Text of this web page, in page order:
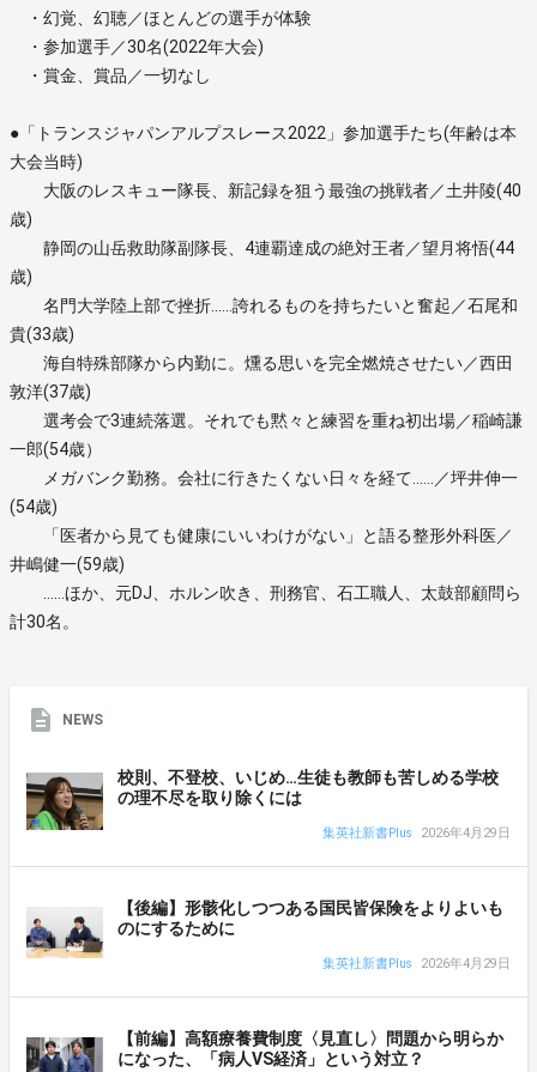
・幻覚、幻聴／ほとんどの選手が体験
・参加選手／30名(2022年大会)
・賞金、賞品／一切なし
●「トランスジャパンアルプスレース2022」参加選手たち(年齢は本
大会当時)
大阪のレスキュー隊長、新記録を狙う最強の挑戦者／土井陵(40
歳)
静岡の山岳救助隊副隊長、4連覇達成の絶対王者／望月将悟(44
歳)
名門大学陸上部で挫折……誇れるものを持ちたいと奮起／石尾和
貴(33歳)
海自特殊部隊から内勤に。燻る思いを完全燃焼させたい／西田
敦洋(37歳)
選考会で3連続落選。それでも黙々と練習を重ね初出場／稲崎謙
一郎(54歳）
メガバンク勤務。会社に行きたくない日々を経て……／坪井伸一
(54歳)
「医者から見ても健康にいいわけがない」と語る整形外科医／
井嶋健一(59歳)
……ほか、元DJ、ホルン吹き、刑務官、石工職人、太鼓部顧問ら
計30名。
NEWS
校則、不登校、いじめ…生徒も教師も苦しめる学校
の理不尽を取り除くには
集英社新書Plus 2026年4月29日
【後編】形骸化しつつある国民皆保険をよりよいも
のにするために
集英社新書Plus 2026年4月29日
【前編】高額療養費制度〈見直し〉問題から明らか
になった、「病人VS経済」という対立？